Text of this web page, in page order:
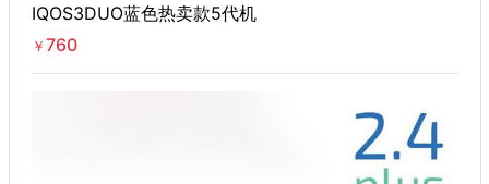
IQOS3DUO蓝色热卖款5代机
￥ 760